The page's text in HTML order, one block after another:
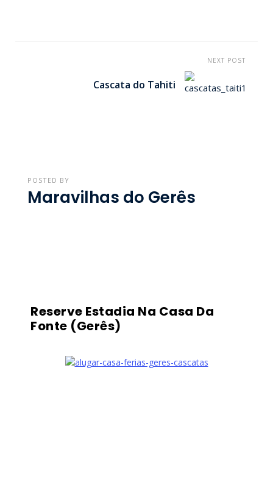
NEXT POST
Cascata do Tahiti
POSTED BY
Maravilhas do Gerês
Reserve Estadia Na Casa Da
Fonte (Gerês)